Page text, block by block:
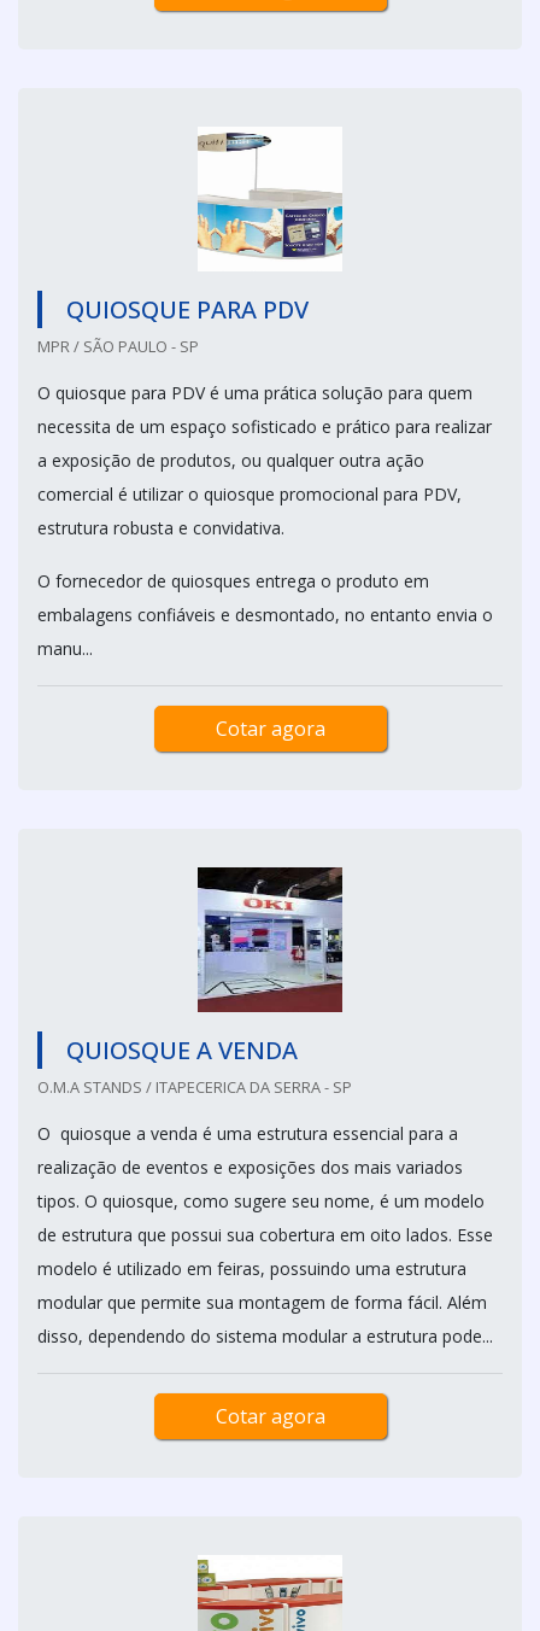
QUIOSQUE PARA PDV
MPR / SÃO PAULO - SP
O quiosque para PDV é uma prática solução para quem
necessita de um espaço sofisticado e prático para realizar
a exposição de produtos, ou qualquer outra ação
comercial é utilizar o quiosque promocional para PDV,
estrutura robusta e convidativa.
O fornecedor de quiosques entrega o produto em
embalagens confiáveis e desmontado, no entanto envia o
manu...
Cotar agora
QUIOSQUE A VENDA
O.M.A STANDS / ITAPECERICA DA SERRA - SP
O quiosque a venda é uma estrutura essencial para a
realização de eventos e exposições dos mais variados
tipos. O quiosque, como sugere seu nome, é um modelo
de estrutura que possui sua cobertura em oito lados. Esse
modelo é utilizado em feiras, possuindo uma estrutura
modular que permite sua montagem de forma fácil. Além
disso, dependendo do sistema modular a estrutura pode...
Cotar agora